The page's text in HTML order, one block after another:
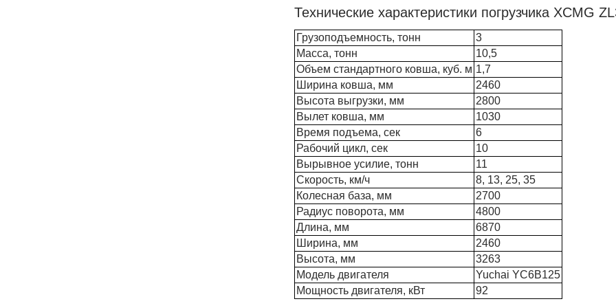
Технические характеристики погрузчика XCMG
Грузоподъемность, тонн
3
Масса, тонн
10,5
Объем стандартного ковша, куб. м 1,7
Ширина ковша, мм
2460
Высота выгрузки, мм
2800
Вылет ковша, мм
1030
Время подъема, сек
6
Рабочий цикл, сек
10
Вырывное усилие, тонн
11
Скорость, км/ч
8, 13, 25, 35
Колесная база, мм
2700
Радиус поворота, мм
4800
Длина, мм
6870
Ширина, мм
2460
Высота, мм
3263
Модель двигателя
Yuchai YC6B125
Мощность двигателя, кВт
92